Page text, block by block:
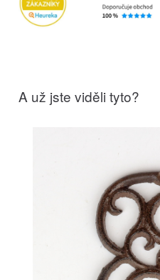
A už jste viděli tyto?